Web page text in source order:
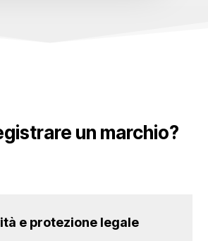
un marchio?
e protezione legale